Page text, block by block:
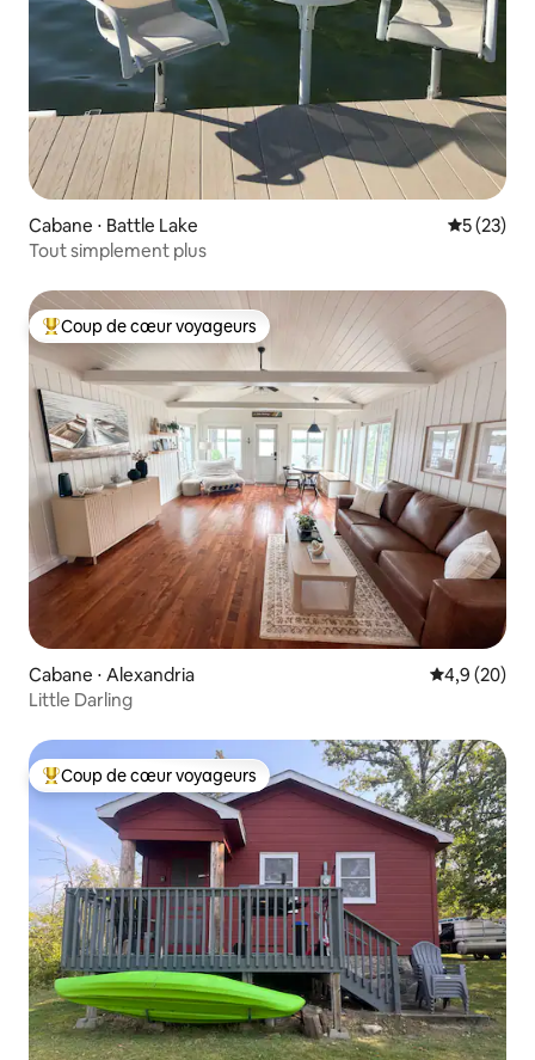
Cabane ⋅ Battle Lake
5 (23)
Tout simplement plus
Coups de cœur voyageurs les plus appréciés
Coup de cœur voyageurs
Cabane ⋅ Alexandria Évaluation
4,9 (20)
Little Darling
Coups de cœur voyageurs les plus appréciés
Coup de cœur voyageurs